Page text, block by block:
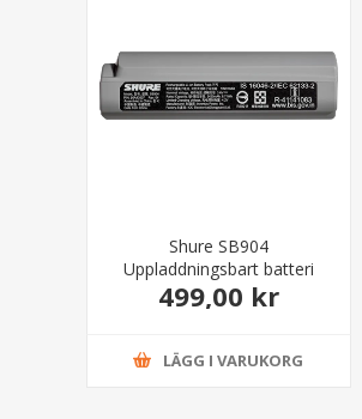
Shure SB904
Uppladdningsbart batteri
499,00 kr
LÄGG I VARUKORG